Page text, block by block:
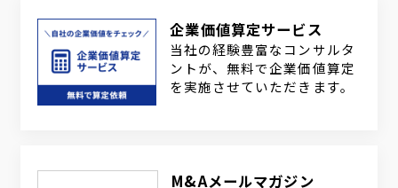
企業価値算定サービス
当社の経験豊富なコンサルタ
ントが、無料で企業価値算定
を実施させていただきます。
M&Aメールマガジン